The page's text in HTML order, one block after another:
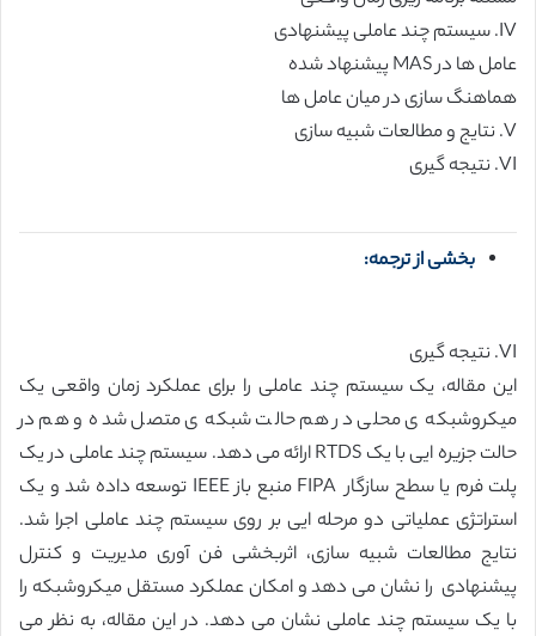
IV. سیستم چند عاملی پیشنهادی
عامل ها در MAS پیشنهاد شده
هماهنگ سازی در میان عامل ها
V. نتایج و مطالعات شبیه سازی
VI. نتیجه گیری
بخشی از ترجمه:
VI. نتیجه گیری
این مقاله، یک سیستم چند عاملی را برای عملکرد زمان واقعی یک
میکروشبکه ی محلی در هم حالت شبکه ی متصل شده و هم در
حالت جزیره ایی با یک RTDS ارائه می دهد. سیستم چند عاملی در یک
پلت فرم یا سطح سازگار FIPA منبع باز IEEE توسعه داده شد و یک
استراتژی عملیاتی دو مرحله ایی بر روی سیستم چند عاملی اجرا شد.
نتایج مطالعات شبیه سازی، اثربخشی فن آوری مدیریت و کنترل
پیشنهادی را نشان می دهد و امکان عملکرد مستقل میکروشبکه را
با یک سیستم چند عاملی نشان می دهد. در این مقاله، به نظر می